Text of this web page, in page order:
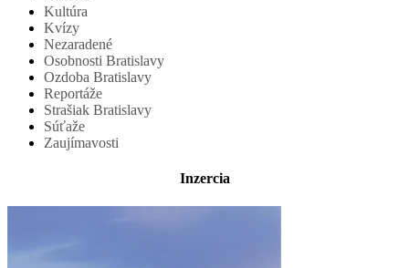
Kultúra
Kvízy
Nezaradené
Osobnosti Bratislavy
Ozdoba Bratislavy
Reportáže
Strašiak Bratislavy
Súťaže
Zaujímavosti
Inzercia